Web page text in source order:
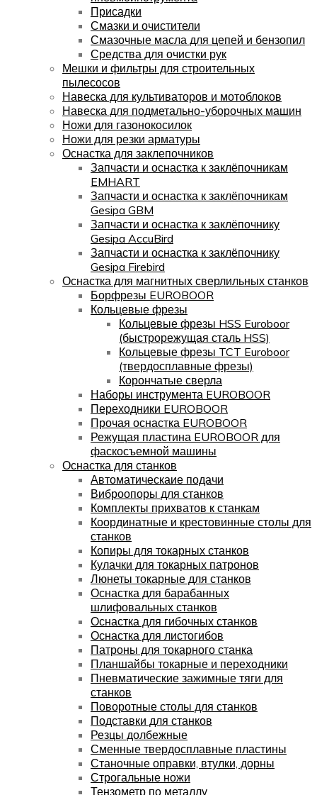
Присадки
Смазки и очистители
Смазочные масла для цепей и бензопил
Средства для очистки рук
Мешки и фильтры для строительных
пылесосов
Навеска для культиваторов и мотоблоков
Навеска для подметально-уборочных машин
Ножи для газонокосилок
Ножи для резки арматуры
Оснастка для заклепочников
Запчасти и оснастка к заклёпочникам
EMHART
Запчасти и оснастка к заклёпочникам
Gesipa GBM
Запчасти и оснастка к заклёпочнику
Gesipa AccuBird
Запчасти и оснастка к заклёпочнику
Gesipa Firebird
Оснастка для магнитных сверлильных станков
Борфрезы EUROBOOR
Кольцевые фрезы
Кольцевые фрезы HSS Euroboor
(быстрорежущая сталь HSS)
Кольцевые фрезы TCT Euroboor
(твердосплавные фрезы)
Корончатые сверла
Наборы инструмента EUROBOOR
Переходники EUROBOOR
Прочая оснастка EUROBOOR
Режущая пластина EUROBOOR для
фаскосъемной машины
Оснастка для станков
Автоматическаие подачи
Виброопоры для станков
Комплекты прихватов к станкам
Координатные и крестовинные столы для
станков
Копиры для токарных станков
Кулачки для токарных патронов
Люнеты токарные для станков
Оснастка для барабанных
шлифовальных станков
Оснастка для гибочных станков
Оснастка для листогибов
Патроны для токарного станка
Планшайбы токарные и переходники
Пневматические зажимные тяги для
станков
Поворотные столы для станков
Подставки для станков
Резцы долбежные
Сменные твердосплавные пластины
Станочные оправки, втулки, дорны
Строгальные ножи
Тензометр по металлу